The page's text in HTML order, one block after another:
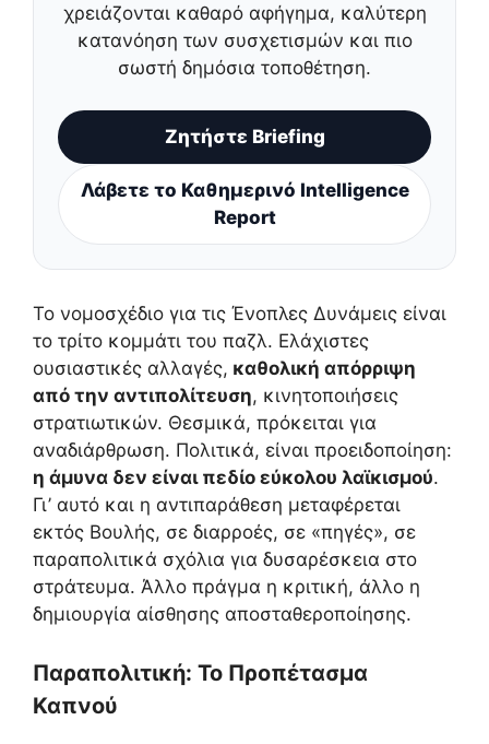
χρειάζονται καθαρό αφήγημα, καλύτερη
κατανόηση των συσχετισμών και πιο
σωστή δημόσια τοποθέτηση.
Ζητήστε Briefing
Λάβετε το Καθημερινό Intelligence
Report
Το νομοσχέδιο για τις Ένοπλες Δυνάμεις είναι
το τρίτο κομμάτι του παζλ. Ελάχιστες
ουσιαστικές αλλαγές, καθολική απόρριψη
από την αντιπολίτευση, κινητοποιήσεις
στρατιωτικών. Θεσμικά, πρόκειται για
αναδιάρθρωση. Πολιτικά, είναι προειδοποίηση:
η άμυνα δεν είναι πεδίο εύκολου λαϊκισμού.
Γι’ αυτό και η αντιπαράθεση μεταφέρεται
εκτός Βουλής, σε διαρροές, σε «πηγές», σε
παραπολιτικά σχόλια για δυσαρέσκεια στο
στράτευμα. Άλλο πράγμα η κριτική, άλλο η
δημιουργία αίσθησης αποσταθεροποίησης.
Παραπολιτική: Το Προπέτασμα
Καπνού